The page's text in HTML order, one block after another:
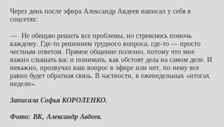
Через день после эфира Александр Авдеев написал у себя в
соцсетях:
— Не обещаю решить все проблемы, но стремлюсь помочь
каждому. Где-то решением трудного вопроса, где-то — просто
честным ответом. Прямое общение полезно, потому что мне
важно слышать вас и понимать, как обстоят дела на самом деле. И
неважно, прозвучал ваш вопрос в эфире или нет, по нему все
равно будет обратная связь. В частности, в еженедельных «итогах
недели».
Записала Софья КОРОЛЕНКО.
Фото: ВК, Александр Авдеев.